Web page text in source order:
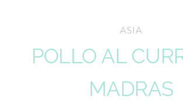
ASIA
POLLO AL
MADRAS